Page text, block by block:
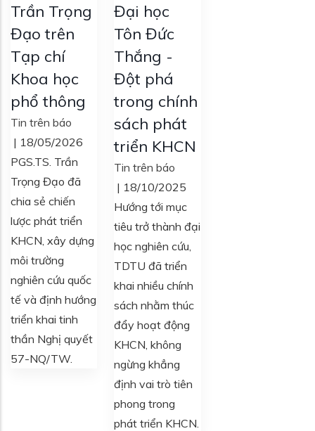
Trần Trọng
Đạo trên
Tạp chí
Khoa học
phổ thông
Tin trên báo
| 18/05/2026
PGS.TS. Trần
Trọng Đạo đã
chia sẻ chiến
lược phát triển
KHCN, xây dựng
môi trường
nghiên cứu quốc
tế và định hướng
triển khai tinh
thần Nghị quyết
57-NQ/TW.
Đại học
Tôn Đức
Thắng -
Đột phá
trong chính
sách phát
triển KHCN
Tin trên báo
| 18/10/2025
Hướng tới mục
tiêu trở thành đại
học nghiên cứu,
TDTU đã triển
khai nhiều chính
sách nhằm thúc
đẩy hoạt động
KHCN, không
ngừng khẳng
định vai trò tiên
phong trong
phát triển KHCN.